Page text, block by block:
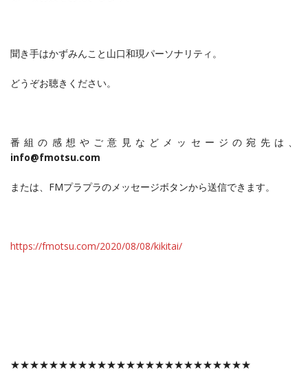
聞き手はかずみんこと山口和現パーソナリティ。
どうぞお聴きください。
番組の感想やご意見などメッセージの宛先は、
info@fmotsu.com
または、FMプラプラのメッセージボタンから送信できます。
https://fmotsu.com/2020/08/08/kikitai/
★★★★★★★★★★★★★★★★★★★★★★★★★